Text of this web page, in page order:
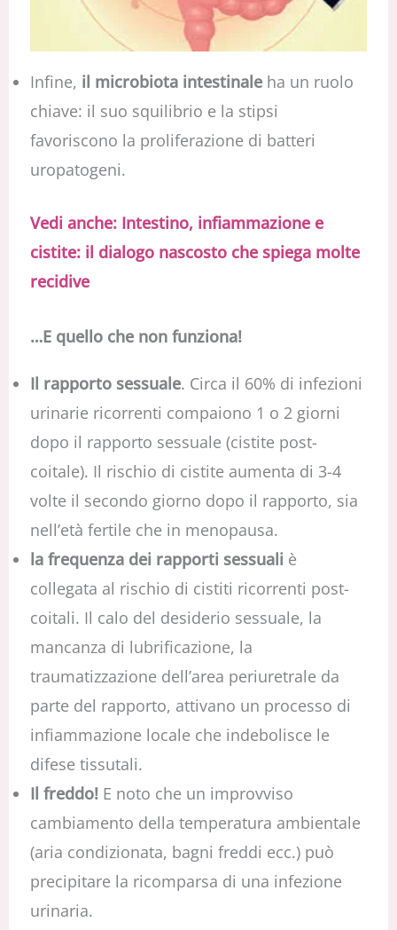
Infine, il microbiota intestinaleha un ruolo
chiave: il suo squilibrio e la stipsi
favoriscono la proliferazione di batteri
uropatogeni.
Vedi anche: Intestino, infiammazione e
cistite: il dialogo nascosto che spiega molte
recidive
…E quello che non funziona!
Il rapporto sessuale. Circa il 60% di infezioni
urinarie ricorrenti compaiono 1 o 2 giorni
dopo il rapporto sessuale (cistite post-
coitale). Il rischio di cistite aumenta di 3-4
volte il secondo giorno dopo il rapporto, sia
nell’età fertile che in menopausa.
la frequenza dei rapporti sessuali è
collegata al rischio di cistiti ricorrenti post-
coitali. Il calo del desiderio sessuale, la
mancanza di lubrificazione, la
traumatizzazione dell’area periuretrale da
parte del rapporto, attivano un processo di
infiammazione locale che indebolisce le
difese tissutali.
Il freddo! E noto che un improvviso
cambiamento della temperatura ambientale
(aria condizionata, bagni freddi ecc.) può
precipitare la ricomparsa di una infezione
urinaria.